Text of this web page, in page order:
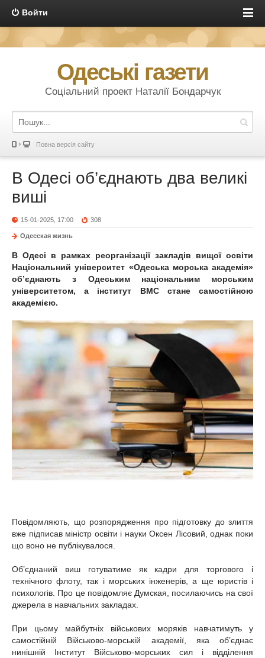
Войти
Одеські газети
Соціальний проект Наталії Бондарчук
Повна версія сайту
В Одесі об’єднають два великі
виші
15-01-2025, 17:00 308
Одесская жизнь
В Одесі в рамках реорганізації закладів вищої освіти
Національний університет «Одеська морська академія»
об’єднають з Одеським національним морським
університетом, а інститут ВМС стане самостійною
академією.
Повідомляють, що розпорядження про підготовку до злиття
вже підписав міністр освіти і науки Оксен Лісовий, однак поки
що воно не публікувалося.
Об’єднаний виш готуватиме як кадри для торгового і
технічного флоту, так і морських інженерів, а ще юристів і
психологів. Про це повідомляє Думская, посилаючись на свої
джерела в навчальних закладах.
При цьому майбутніх військових моряків навчатимуть у
самостійній Військово-морській академії, яка об’єднає
нинішній Інститут Військово-морських сил і відділення